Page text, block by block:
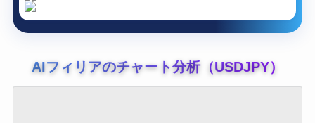
AIフィリアのチャート分析（USDJPY）